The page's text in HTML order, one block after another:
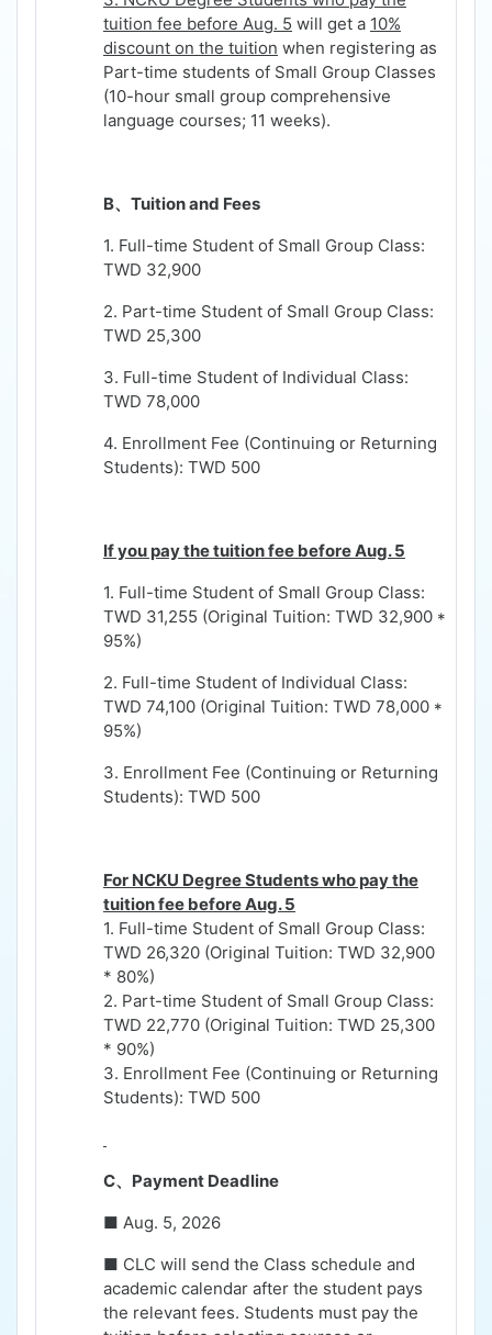
tuition fee before Aug. 5 will get a 10%
discount on the tuition when registering as
Part-time students of Small Group Classes
(10-hour small group comprehensive
language courses; 11 weeks).
B、 Tuition and Fees
1. Full-time Student of Small Group Class:
TWD 32,900
2. Part-time Student of Small Group Class:
TWD 25,300
3. Full-time Student of Individual Class:
TWD 78,000
4. Enrollment Fee (Continuing or Returning
Students): TWD 500
If you pay the tuition fee before Aug. 5
1. Full-time Student of Small Group Class:
TWD 31,255 (Original Tuition: TWD 32,900 *
95%)
2. Full-time Student of Individual Class:
TWD 74,100 (Original Tuition: TWD 78,000 *
95%)
3. Enrollment Fee (Continuing or Returning
Students): TWD 500
For NCKU Degree Students who pay the
tuition fee before Aug. 5
1. Full-time Student of Small Group Class:
TWD 26,320 (Original Tuition: TWD 32,900
* 80%)
2. Part-time Student of Small Group Class:
TWD 22,770 (Original Tuition: TWD 25,300
* 90%)
3. Enrollment Fee (Continuing or Returning
Students): TWD 500
C、 Payment Deadline
■ Aug. 5, 2026
■ CLC will send the Class schedule and
academic calendar after the student pays
the relevant fees. Students must pay the